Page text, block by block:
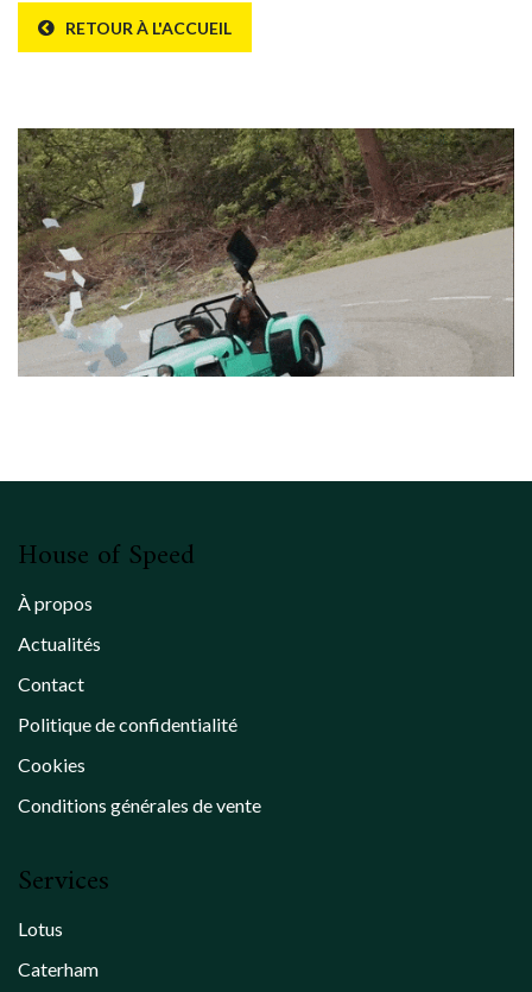
RETOUR À L'ACCUEIL
Erreur 404
House of Speed
À propos
Actualités
Contact
Politique de confidentialité
Cookies
Conditions générales de vente
Services
Lotus
Caterham